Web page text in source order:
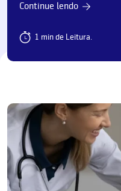
Continue lendo
1 min de Leitura.